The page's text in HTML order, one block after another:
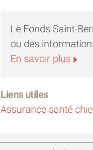
Par mail :
- LE PARRAINAGE
Contacts :
Le Fonds Saint-
ou des
En savoir plus
Liens utiles
Assurance santé